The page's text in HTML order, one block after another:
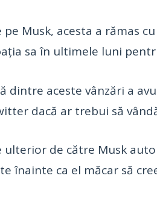
pe Musk, acesta a rămas
sa în ultimele luni
dintre aceste vânzări a
dacă ar trebui să
ulterior de către Musk
înainte ca el măcar să